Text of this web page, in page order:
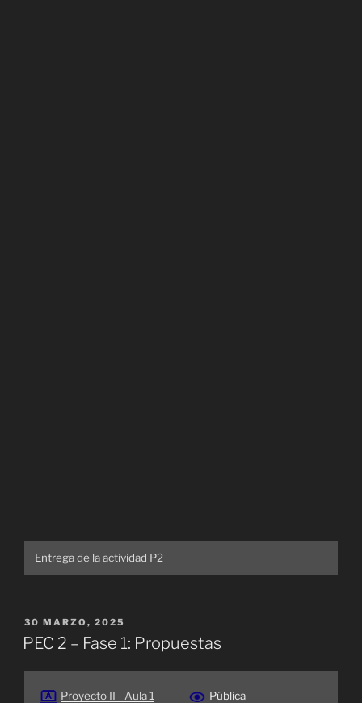
Entrega de la actividad P2
PUBLICADO
EL
30 MARZO, 2025
PEC 2 – Fase 1: Propuestas
Proyecto II - Aula 1 Pública